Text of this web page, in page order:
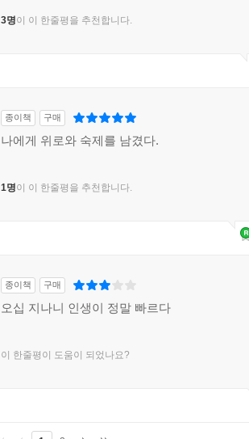
3명이 이 한줄평을 추천합니다.
종이책 구매
나에게 위로와 숙제를 남겼다.
1명이 이 한줄평을 추천합니다.
종이책 구매
오십 지나니 인생이 정말 빠르다
이 한줄평이 도움이 되었나요?